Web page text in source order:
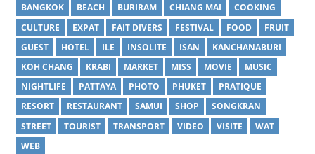
BANGKOK
BEACH BURIRAM CHIANG MAI
COOKING
CULTURE
EXPAT FAIT DIVERS FESTIVAL FOOD
FRUIT
GUEST
HOTEL ILE INSOLITE ISAN
KANCHANABURI
KOH CHANG
KRABI MARKET MISS MOVIE
MUSIC
NIGHTLIFE
PATTAYA PHOTO PHUKET
PRATIQUE
RESORT
RESTAURANT SAMUI SHOP
SONGKRAN
STREET
TOURIST TRANSPORT VIDEO VISITE
WAT
WEB